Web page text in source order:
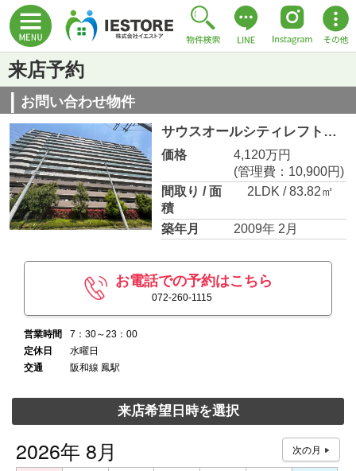
来店予約
お問い合わせ物件
サウスオールシティレフトウイング
価格
4,120万円
(管理費：10,900円)
間取り / 面
積
2LDK / 83.82㎡
築年月 2009年 2月
お電話での予約はこちら
072-260-1115
営業時間
7：30～23：00
定休日
水曜日
交通
阪和線 鳳駅
来店希望日時を選択
2026年 8月